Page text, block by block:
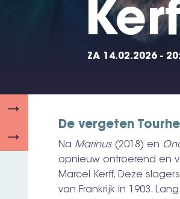
ZA 14.02.2026 -
De vergeten
Na Marinus(2018) en
opnieuw ontroerend en
Marcel Kerff. Deze
van Frankrijk in 1903.